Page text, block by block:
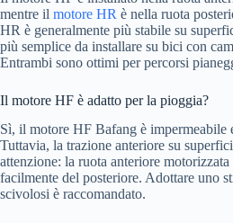
mentre il motore HR è nella ruota
HR è generalmente più stabile su
più semplice da installare su bici con
Entrambi sono ottimi per percorsi
Il motore HF è adatto per la pioggia?
Sì, il motore HF Bafang è impermeabile
Tuttavia, la trazione anteriore su
attenzione: la ruota anteriore
facilmente del posteriore. Adottare uno
scivolosi è raccomandato.